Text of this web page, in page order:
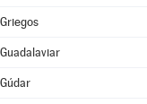
Griegos
Guadalaviar
Gúdar